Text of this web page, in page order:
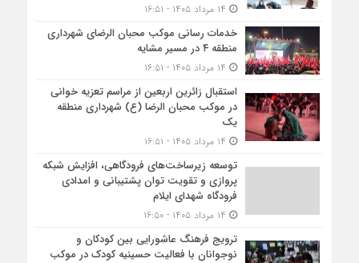
خدمات رسانی موکب محبان الرضای شهرداری
منطقه ۴ در مسیر مشایه
استقبال زائرین اربعین از مراسم تعزیه خوانی
در موکب محبان الرضا (ع) شهرداری منطقه
یک
توسعه زیرساخت‌های فرودگاهی، افزایش شبکه
پروازی و تقویت توان پشتیبانی و امدادی
فرودگاه شهدای ایلام
ترویج فرهنگ عاشورایی بین کودکان و
نوجوانان با فعالیت حسینیه کودک در موکب